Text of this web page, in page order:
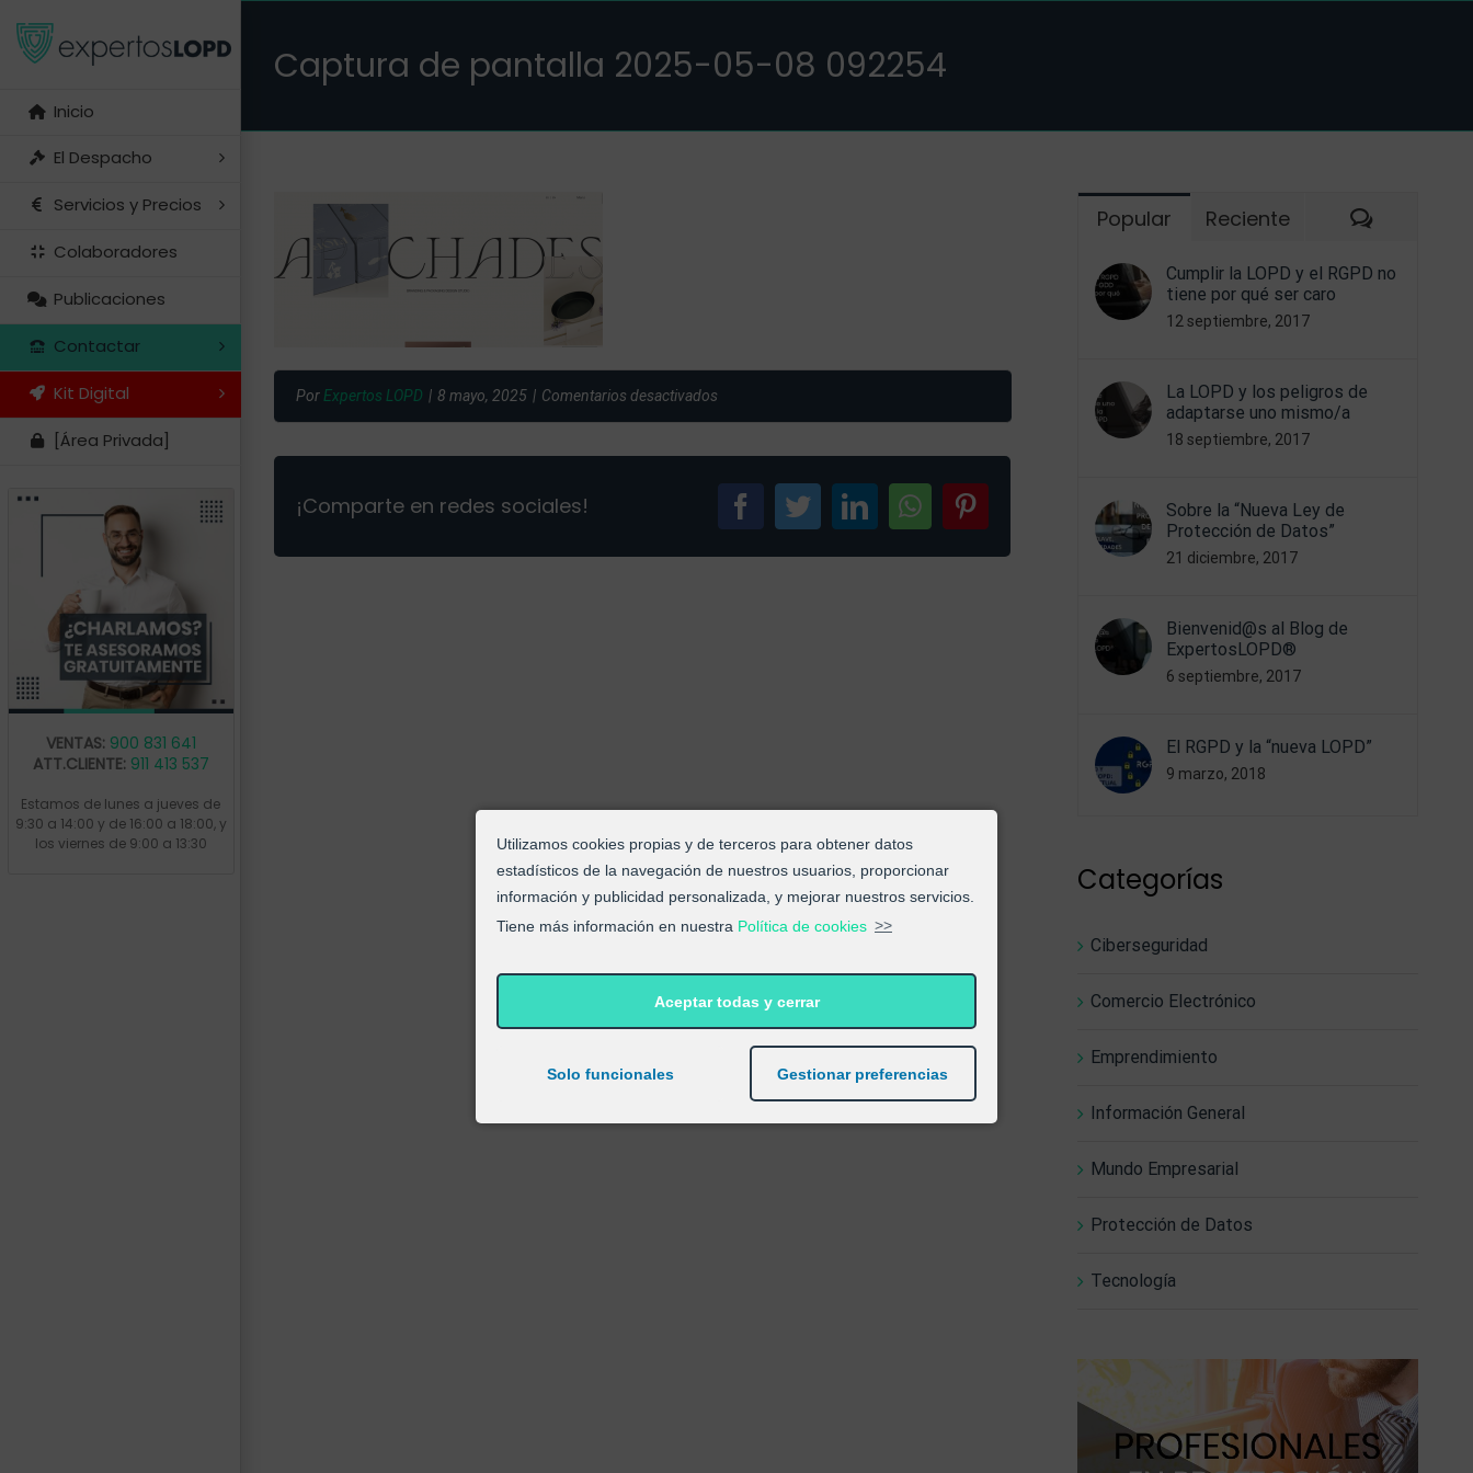
Utilizamos cookies propias y de terceros para obtener datos
estadísticos de la navegación de nuestros usuarios, proporcionar
información y publicidad personalizada, y mejorar nuestros servicios.
Tiene más información en nuestra Política de cookies >>
Aceptar todas y cerrar
Solo funcionales Gestionar preferencias
Inicio
El Despacho
Servicios y Precios
Colaboradores
Publicaciones
Contactar
Kit Digital
[Área Privada]
VENTAS: 900 831 641
ATT.CLIENTE: 911 413 537
Estamos de lunes a jueves de
9:30 a 14:00 y de 16:00 a 18:00, y
los viernes de 9:00 a 13:30
Captura de pantalla 2025-05-08 092254
Por Expertos LOPD | 8 mayo, 2025 | Comentarios desactivados
Captura
de
pantalla
¡Comparte en redes sociales! facebook
twitterlinkedinwhatsapp
Popular Reciente
Cumplir la LOPD y el RGPD no
tiene por qué ser caro
12 septiembre, 2017
La LOPD y los peligros de
adaptarse uno mismo/a
18 septiembre, 2017
Sobre la “Nueva Ley de
Protección de Datos”
21 diciembre, 2017
Bienvenid@s al Blog de
ExpertosLOPD®
6 septiembre, 2017
El RGPD y la “nueva LOPD”
9 marzo, 2018
Categorías
Ciberseguridad
Comercio Electrónico
Emprendimiento
Información General
Mundo Empresarial
Protección de Datos
Tecnología